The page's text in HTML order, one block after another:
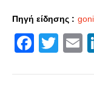
Πηγή είδησης :